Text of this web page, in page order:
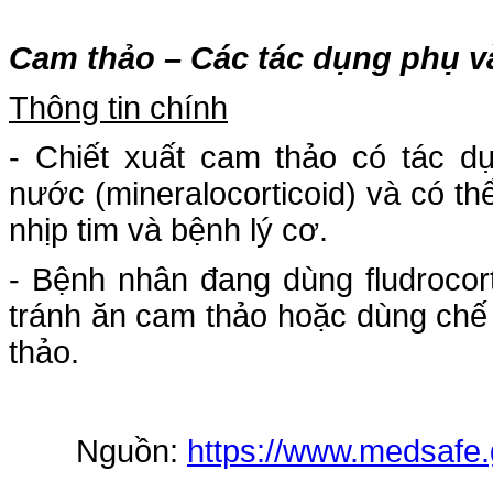
Cam thảo – Các tác dụng phụ
Thông tin chính
- Chiết xuất cam thảo có tác
nước (mineralocorticoid) và có
nhịp tim và bệnh lý cơ.
- Bệnh nhân đang dùng
tránh ăn cam thảo hoặc dùng
thảo.
Nguồn: https://